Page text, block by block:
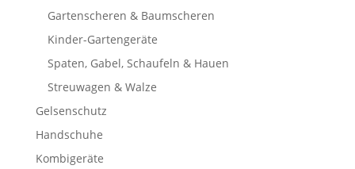
Gartenscheren & Baumscheren
Kinder-Gartengeräte
Spaten, Gabel, Schaufeln & Hauen
Streuwagen & Walze
Gelsenschutz
Handschuhe
Kombigeräte